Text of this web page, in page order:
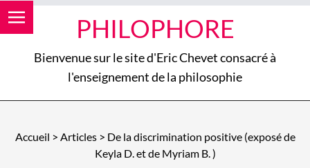
PHILOPHORE
Bienvenue sur le site d'Eric Chevet consacré à
l'enseignement de la philosophie
Accueil > Articles > De la discrimination positive (exposé de
Keyla D. et de Myriam B. )